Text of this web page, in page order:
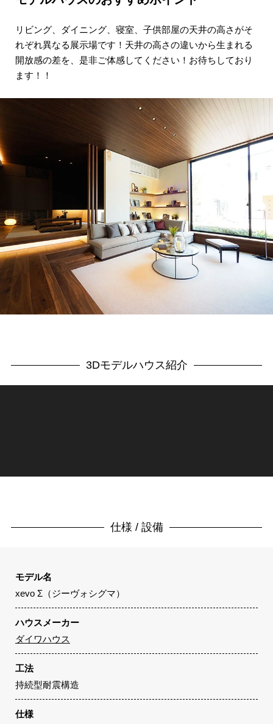
リビング、ダイニング、寝室、子供部屋の天井の高さがそ
れぞれ異なる展示場です！ 天井の高さの違いから生まれる
開放感の差を、 是非ご体感してください！お待ちしており
ます！！
3Dモデルハウス紹介
仕様 / 設備
モデル名
xevo Σ（ジーヴォシグマ）
ハウスメーカー
ダイワハウス
工法
持続型耐震構造
仕様